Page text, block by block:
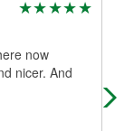
now
nicer. And